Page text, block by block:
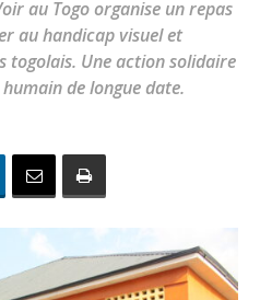
au Togo organise un repas
au handicap visuel et
togolais. Une action solidaire
de longue date.